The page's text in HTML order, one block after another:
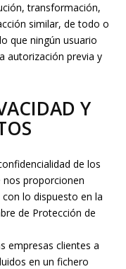
transformación,
similar, de todo o
que ningún usuario
autorización previa y
Y
de los
nos proporcionen
lo dispuesto en la
de Protección de
empresas clientes a
en un fichero